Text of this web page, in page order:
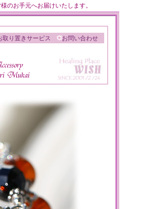
のお手元へお届けいたします。
取り置きサービス お問い合わせ